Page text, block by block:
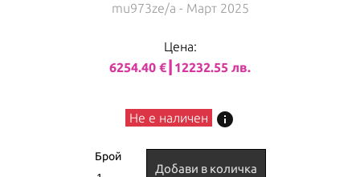
mu973ze/a - Март 2025
Цена:
6254.40 €┃12232.55 лв.
Не е наличен info
Брой
Добави в количка